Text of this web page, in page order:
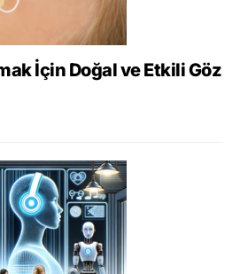
İçin Doğal ve Etkili Göz